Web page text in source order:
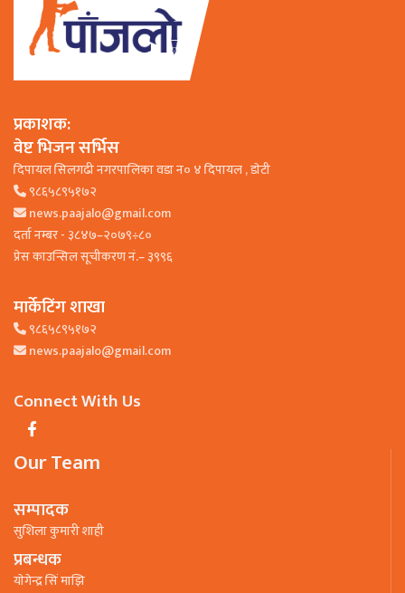
प्रकाशक:
वेष्ट भिजन सर्भिस
दिपायल सिलगढी नगरपालिका वडा न० ४ दिपायल , डाेटी
९८६५८९५१७२
news.paajalo@gmail.com
दर्ता नम्बर - ३८४७–२०७९÷८०
प्रेस काउन्सिल सूचीकरण नं.– ३९९६
मार्केटिंग शाखा
९८६५८९५१७२
news.paajalo@gmail.com
Connect With Us
Our Team
सम्पादक
सुशिला कुमारी शाही
प्रबन्धक
याेगेन्द्र सिं माझि